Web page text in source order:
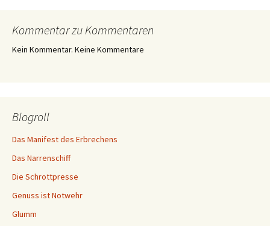
Kommentar zu Kommentaren
Kein Kommentar. Keine Kommentare
Blogroll
Das Manifest des Erbrechens
Das Narrenschiff
Die Schrottpresse
Genuss ist Notwehr
Glumm